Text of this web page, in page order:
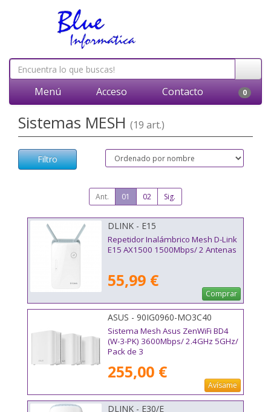
Menú Acceso Contacto 0
Sistemas MESH (19 art.)
Filtro
Ant. 01 02 Sig.
DLINK - E15
Repetidor Inalámbrico Mesh D-Link
E15 AX1500 1500Mbps/ 2 Antenas
55,99 €
Comprar
ASUS - 90IG0960-MO3C40
Sistema Mesh Asus ZenWiFi BD4
(W-3-PK) 3600Mbps/ 2.4GHz 5GHz/
Pack de 3
255,00 €
Avísame
DLINK - E30/E